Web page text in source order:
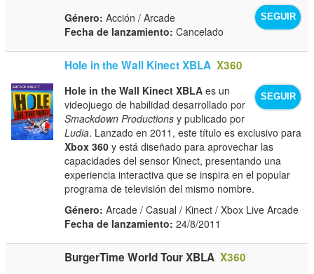
SEGUIR
Género: Acción / Arcade
Fecha de lanzamiento: Cancelado
Hole in the Wall Kinect XBLA X360
SEGUIR
Hole in the Wall Kinect XBLA es un
videojuego de habilidad desarrollado por
Smackdown Productions y publicado por
Ludia. Lanzado en 2011, este título es exclusivo para
Xbox 360 y está diseñado para aprovechar las
capacidades del sensor Kinect, presentando una
experiencia interactiva que se inspira en el popular
programa de televisión del mismo nombre.
Género: Arcade / Casual / Kinect / Xbox Live Arcade
Fecha de lanzamiento: 24/8/2011
BurgerTime World Tour XBLA X360